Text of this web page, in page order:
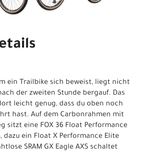
ein Trailbike sich beweist, liegt nicht
der zweiten Stunde bergauf. Das
leicht genug, dass du oben noch
hast. Auf dem Carbonrahmen mit
sitzt eine FOX 36 Float Performance
dazu ein Float X Performance Elite
SRAM GX Eagle AXS schaltet